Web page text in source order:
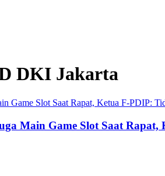
DKI Jakarta
Main Game Slot Saat